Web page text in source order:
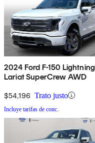
2024 Ford F-150 Lightning
Lariat SuperCrew AWD
$54,196 Trato justo
Incluye tarifas de conc.